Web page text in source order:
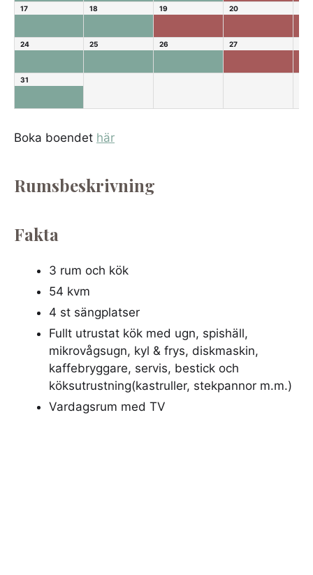
17 18 19 20
24 25 26 27
31
Boka boendet här
Rumsbeskrivning
Fakta
3 rum och kök
54 kvm
4 st sängplatser
Fullt utrustat kök med ugn, spishäll,
mikrovågsugn, kyl & frys, diskmaskin,
kaffebryggare, servis, bestick och
köksutrustning(kastruller, stekpannor m.m.)
Vardagsrum med TV